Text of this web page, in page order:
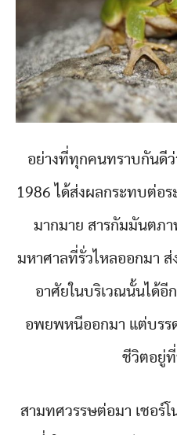
อย่างที่ทุกคนทราบกันดี
1986 ได้ส่งผลกระทบต่อ
มากมาย สารกัมมันตภ
มหาศาลที่รั่วไหลออกมา
อาศัยในบริเวณนั้นได้อี
อพยพหนีออกมา แต่บรร
ชีวิตอยู่
สามทศวรรษต่อมา เชอร์